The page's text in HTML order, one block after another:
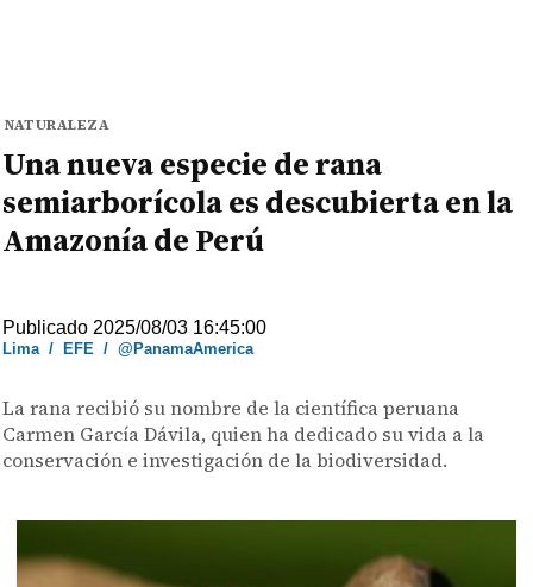
NATURALEZA
Una nueva especie de rana
semiarborícola es descubierta en la
Amazonía de Perú
Publicado 2025/08/03 16:45:00
Lima/ EFE /@PanamaAmerica
La rana recibió su nombre de la científica peruana
Carmen García Dávila, quien ha dedicado su vida a la
conservación e investigación de la biodiversidad.